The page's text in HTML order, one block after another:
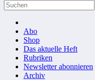
Abo
Shop
Das aktuelle Heft
Rubriken
Newsletter abonnieren
Archiv